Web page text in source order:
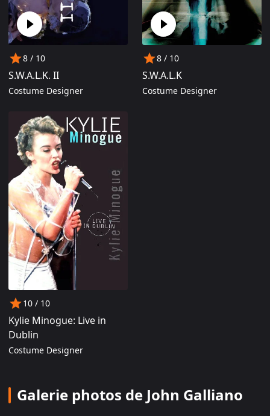
8 / 10
S.W.A.L.K. II
Costume Designer
8 / 10
S.W.A.L.K
Costume Designer
10 / 10
Kylie Minogue: Live in
Dublin
Costume Designer
Galerie photos de John Galliano